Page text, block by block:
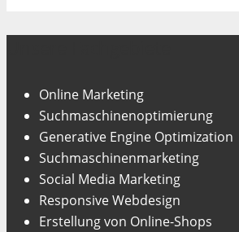
Online Marketing
Suchmaschinenoptimierung
Generative Engine Optimization
Suchmaschinenmarketing
Social Media Marketing
Responsive Webdesign
Erstellung von Online-Shops